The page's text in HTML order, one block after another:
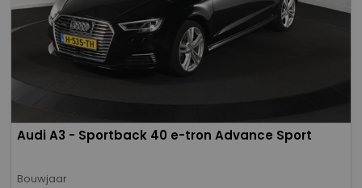
Audi A3 - Sportback 40 e-tron Advance Sport
Bouwjaar